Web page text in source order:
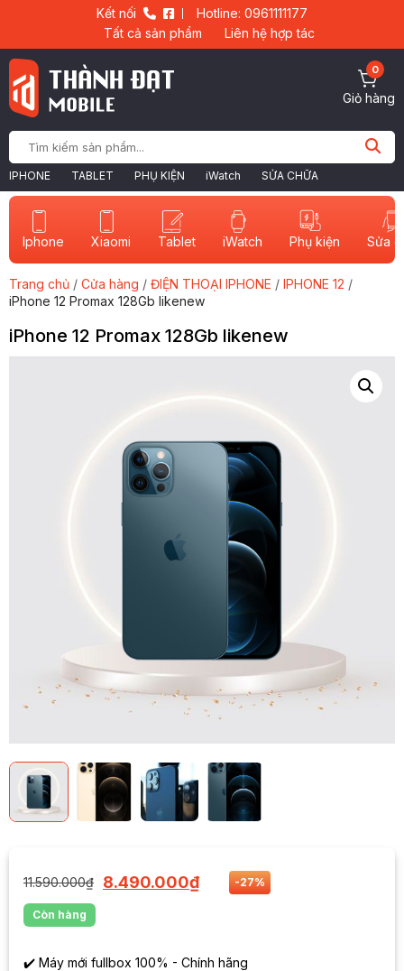
Kết nối
Hotline: 0961111177
Tất cả sản phẩm
Liên hệ hợp tác
IPHONE TABLET PHỤ KIỆN iWatch SỬA CHỮA
0
Giỏ hàng
Iphone Xiaomi Tablet iWatch Phụ kiện Sửa
Trang chủ / Cửa hàng / ĐIỆN THOẠI IPHONE / IPHONE 12 /
iPhone 12 Promax 128Gb likenew
iPhone 12 Promax 128Gb likenew
11.590.000₫ 8.490.000₫ -27%
Còn hàng
✔️ Máy mới fullbox 100% - Chính hãng